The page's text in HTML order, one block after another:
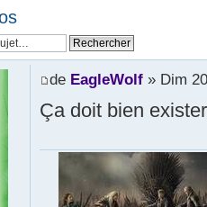
de EagleWolf» Dim
Ça doit bien